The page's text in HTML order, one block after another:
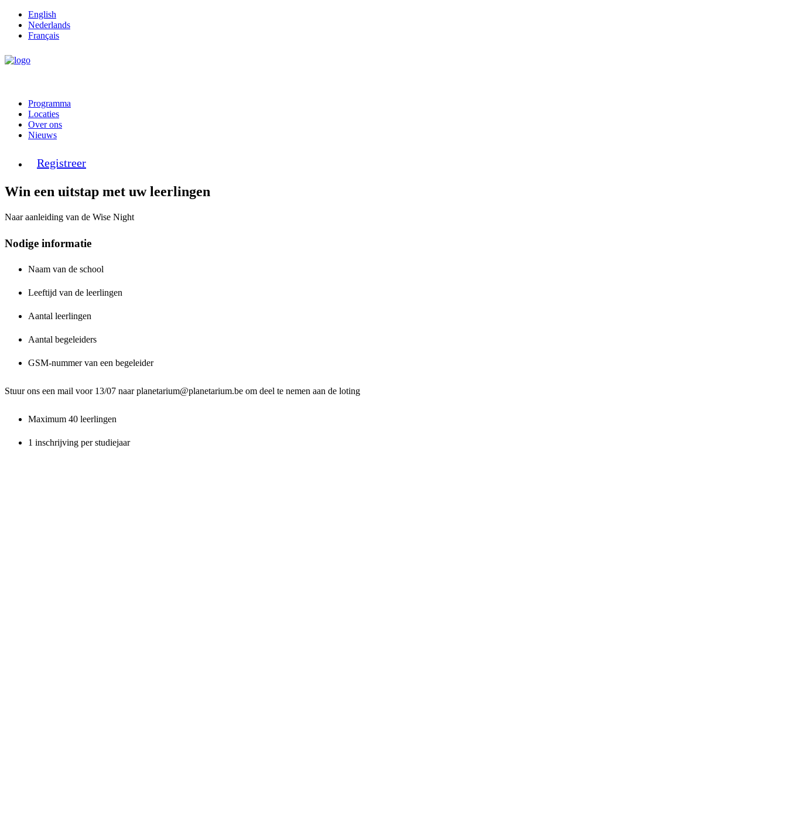
English
Nederlands
Français
Programma
Locaties
Over ons
Nieuws
Registreer
Win een uitstap met uw leerlingen
Naar aanleiding van de Wise Night
Nodige informatie
Naam van de school
Leeftijd van de leerlingen
Aantal leerlingen
Aantal begeleiders
GSM-nummer van een begeleider
Stuur ons een mail voor 13/07 naar planetarium@planetarium.be om deel te nemen aan de loting
Maximum 40 leerlingen
1 inschrijving per studiejaar